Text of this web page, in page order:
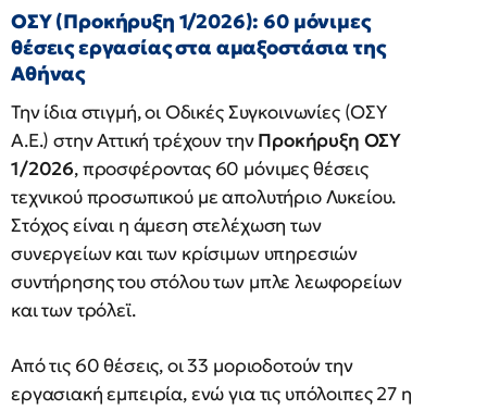
ΟΣΥ (Προκήρυξη 1/2026): 60 μόνιμες
θέσεις εργασίας στα αμαξοστάσια της
Αθήνας
Την ίδια στιγμή, οι Οδικές Συγκοινωνίες (ΟΣΥ
Α.Ε.) στην Αττική τρέχουν τηνΠροκήρυξη ΟΣΥ
1/2026, προσφέροντας 60 μόνιμες θέσεις
τεχνικού προσωπικού με απολυτήριο Λυκείου.
Στόχος είναι η άμεση στελέχωση των
συνεργείων και των κρίσιμων υπηρεσιών
συντήρησης του στόλου των μπλε λεωφορείων
και των τρόλεϊ.
Από τις 60 θέσεις, οι 33 μοριοδοτούν την
εργασιακή εμπειρία, ενώ για τις υπόλοιπες 27 η